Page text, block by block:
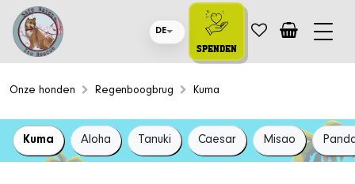
DE
SPENDEN
Onze honden Regenboogbrug Kuma
Kuma Aloha Tanuki Caesar Misao